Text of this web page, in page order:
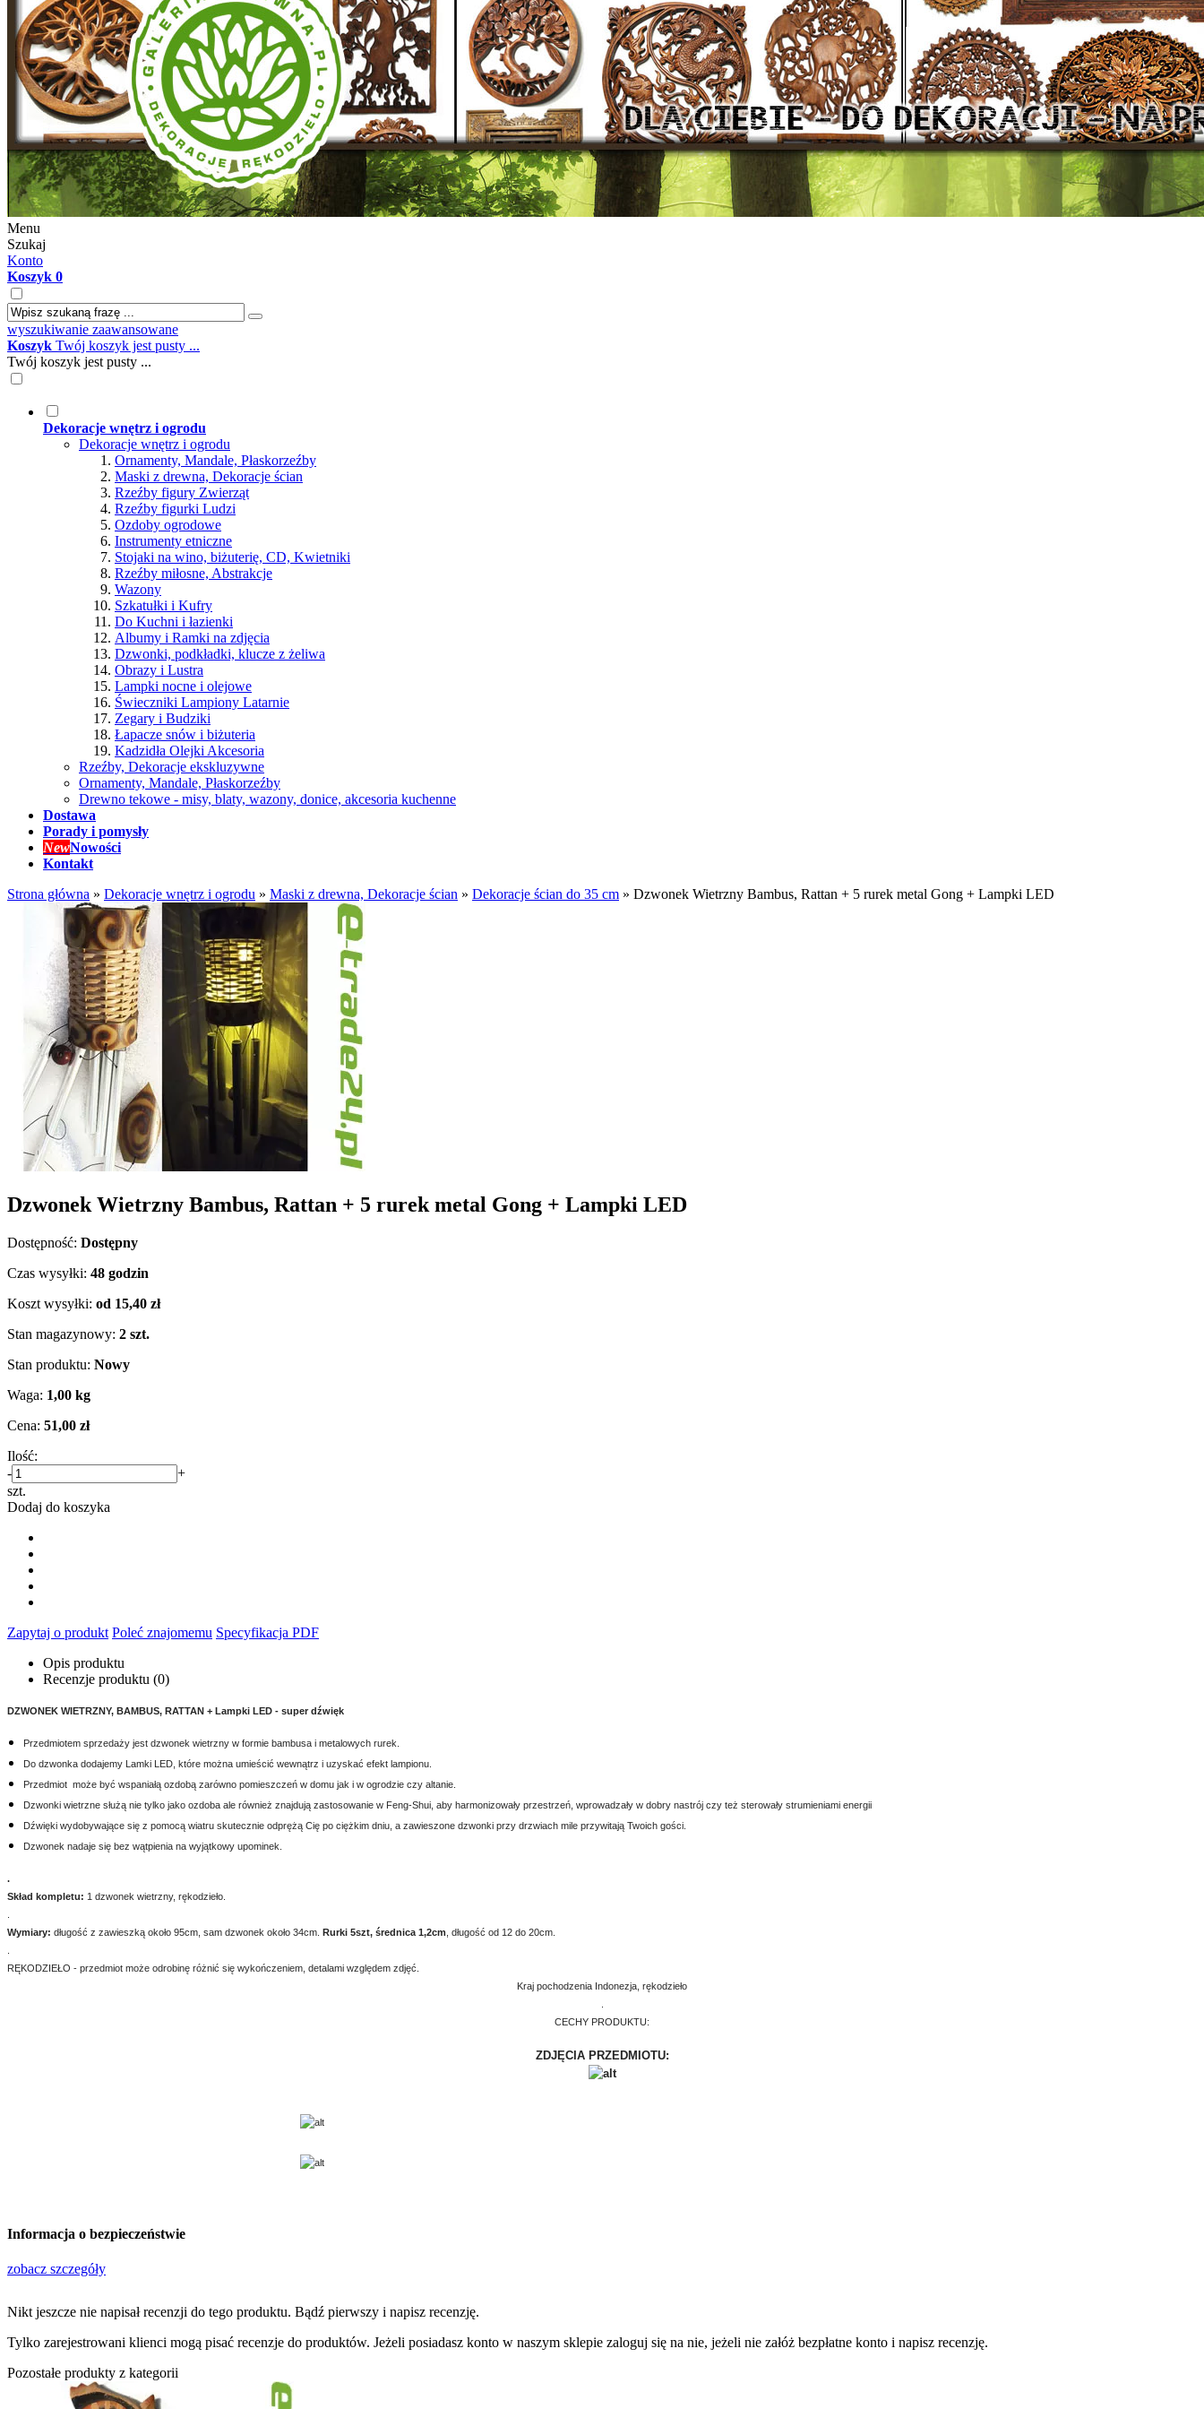
Menu
Szukaj
Konto
Koszyk 0
wyszukiwanie zaawansowane
Koszyk Twój koszyk jest pusty ...
Twój koszyk jest pusty ...
Dekoracje wnętrz i ogrodu
Dekoracje wnętrz i ogrodu
Ornamenty, Mandale, Płaskorzeźby
Maski z drewna, Dekoracje ścian
Rzeźby figury Zwierząt
Rzeźby figurki Ludzi
Ozdoby ogrodowe
Instrumenty etniczne
Stojaki na wino, biżuterię, CD, Kwietniki
Rzeźby miłosne, Abstrakcje
Wazony
Szkatułki i Kufry
Do Kuchni i łazienki
Albumy i Ramki na zdjęcia
Dzwonki, podkładki, klucze z żeliwa
Obrazy i Lustra
Lampki nocne i olejowe
Świeczniki Lampiony Latarnie
Zegary i Budziki
Łapacze snów i biżuteria
Kadzidła Olejki Akcesoria
Rzeźby, Dekoracje ekskluzywne
Ornamenty, Mandale, Płaskorzeźby
Drewno tekowe - misy, blaty, wazony, donice, akcesoria kuchenne
Dostawa
Porady i pomysły
NewNowości
Kontakt
Strona główna » Dekoracje wnętrz i ogrodu » Maski z drewna, Dekoracje ścian » Dekoracje ścian do 35 cm » Dzwonek Wietrzny Bambus, Rattan + 5 rurek metal Gong + Lampki LED
Dzwonek Wietrzny Bambus, Rattan + 5 rurek metal Gong + Lampki LED
Dostępność: Dostępny
Czas wysyłki: 48 godzin
Koszt wysyłki: od 15,40 zł
Stan magazynowy: 2 szt.
Stan produktu: Nowy
Waga: 1,00 kg
Cena: 51,00 zł
Ilość:
-
+
szt.
Dodaj do koszyka
Zapytaj o produkt Poleć znajomemu Specyfikacja PDF
Opis produktu
Recenzje produktu (0)
DZWONEK WIETRZNY, BAMBUS, RATTAN + Lampki LED - super dźwięk
Przedmiotem sprzedaży jest dzwonek wietrzny w formie bambusa i metalowych rurek.
Do dzwonka dodajemy Lamki LED, które można umieścić wewnątrz i uzyskać efekt lampionu.
Przedmiot może być wspaniałą ozdobą zarówno pomieszczeń w domu jak i w ogrodzie czy altanie.
Dzwonki wietrzne służą nie tylko jako ozdoba ale również znajdują zastosowanie w Feng-Shui, aby harmonizowały przestrzeń, wprowadzały w dobry nastrój czy też sterowały strumieniami energii
Dźwięki wydobywające się z pomocą wiatru skutecznie odprężą Cię po ciężkim dniu, a zawieszone dzwonki przy drzwiach mile przywitają Twoich gości.
Dzwonek nadaje się bez wątpienia na wyjątkowy upominek.
.
Skład kompletu: 1 dzwonek wietrzny, rękodzieło.
Wymiary: długość z zawieszką około 95cm, sam dzwonek około 34cm. Rurki 5szt, średnica 1,2cm , długość od 12 do 20cm.
RĘKODZIEŁO - przedmiot może odrobinę różnić się wykończeniem, detalami względem zdjęć.
Kraj pochodzenia Indonezja, rękodzieło
CECHY PRODUKTU:
ZDJĘCIA PRZEDMIOTU:
Informacja o bezpieczeństwie
zobacz szczegóły
Nikt jeszcze nie napisał recenzji do tego produktu. Bądź pierwszy i napisz recenzję.
Tylko zarejestrowani klienci mogą pisać recenzje do produktów. Jeżeli posiadasz konto w naszym sklepie zaloguj się na nie, jeżeli nie załóż bezpłatne konto i napisz recenzję.
Pozostałe produkty z kategorii